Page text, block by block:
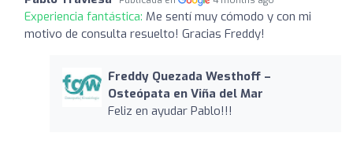
Experiencia fantástica: Me sentí muy cómodo y con mi
motivo de consulta resuelto! Gracias Freddy!
Freddy Quezada Westhoff –
Osteópata en Viña del Mar
Feliz en ayudar Pablo!!!